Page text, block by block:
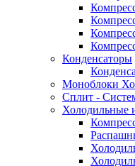
Конденсаторы
Моноблоки
Сплит -
Холодильные